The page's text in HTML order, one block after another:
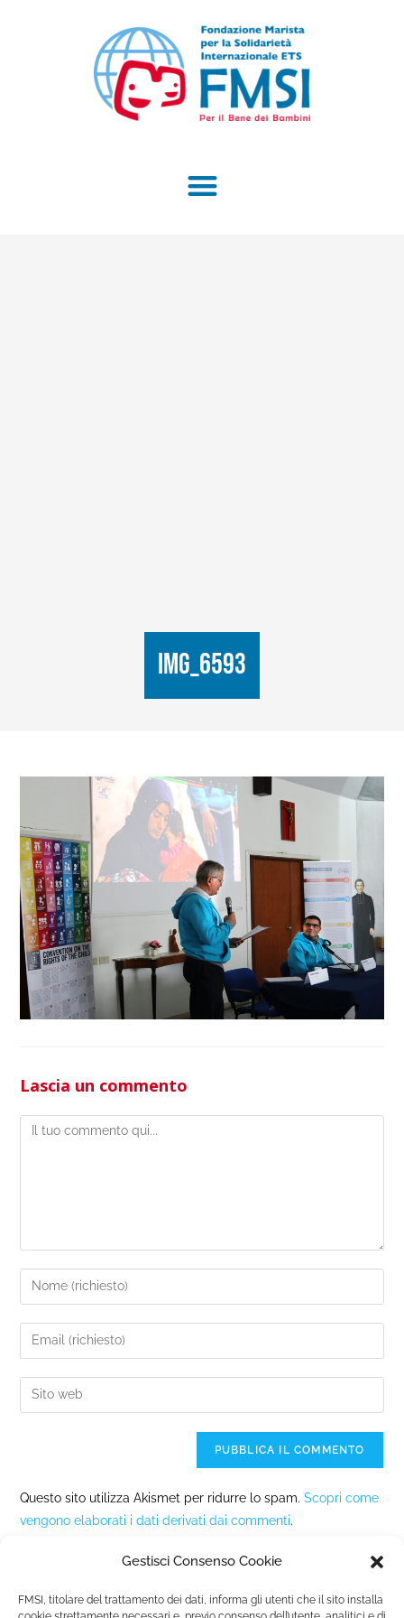
Gestisci Consenso Cookie
FMSI, titolare del trattamento dei dati, informa gli utenti che il sito installa
IMG_6593
Lascia un commento
Questo sito utilizza Akismet per ridurre lo spam.Scopri come
vengono elaborati i dati derivati dai commenti.